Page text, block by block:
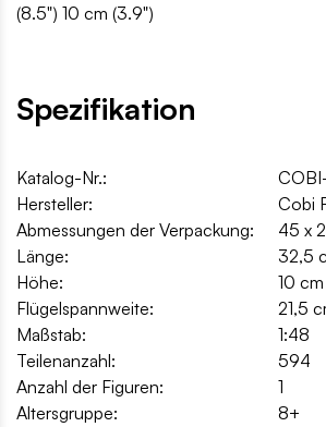
(8.5") 10 cm (3.9")
Spezifikation
Katalog-Nr.:
Hersteller:
Cobi
Abmessungen der Verpackung:
45 x
Länge:
32,5
Höhe:
10
Flügelspannweite:
21,5
Maßstab:
1:48
Teilenanzahl:
594
Anzahl der Figuren:
1
Altersgruppe:
8+